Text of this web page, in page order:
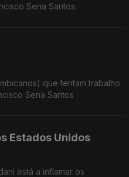
Sena Santos.
que tentam trabalho
Sena Santos
Estados Unidos
está a inflamar os